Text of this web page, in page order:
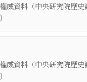
威資料（中央研究院歷史
）
威資料（中央研究院歷史
）